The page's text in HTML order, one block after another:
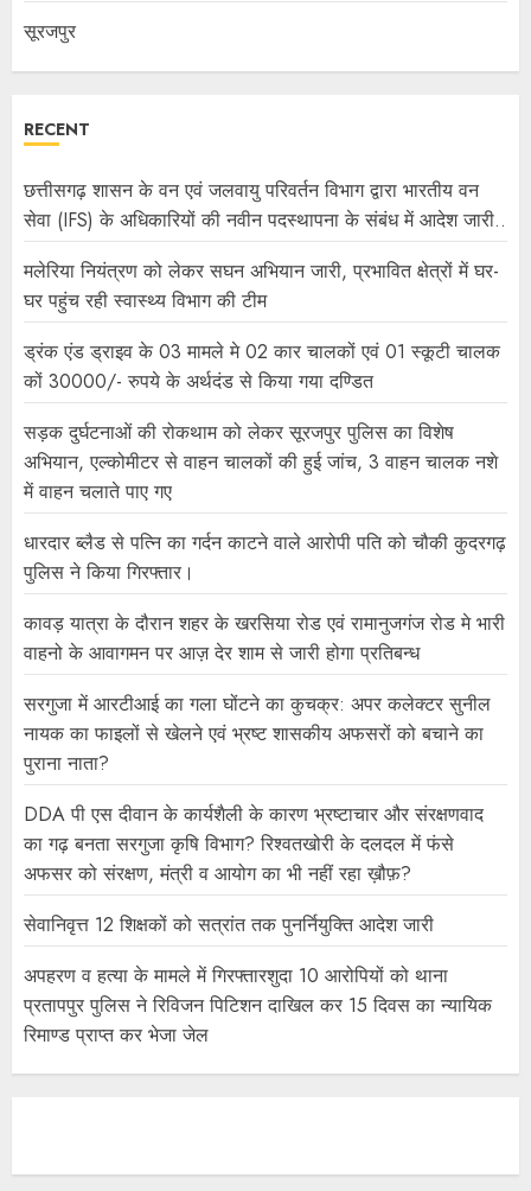
सूरजपुर
RECENT
छत्तीसगढ़ शासन के वन एवं जलवायु परिवर्तन विभाग द्वारा भारतीय वन
सेवा (IFS) के अधिकारियों की नवीन पदस्थापना के संबंध में आदेश जारी..
मलेरिया नियंत्रण को लेकर सघन अभियान जारी, प्रभावित क्षेत्रों में घर-
घर पहुंच रही स्वास्थ्य विभाग की टीम
ड्रंक एंड ड्राइव के 03 मामले मे 02 कार चालकों एवं 01 स्कूटी चालक
कों 30000/- रुपये के अर्थदंड से किया गया दण्डित
सड़क दुर्घटनाओं की रोकथाम को लेकर सूरजपुर पुलिस का विशेष
अभियान, एल्कोमीटर से वाहन चालकों की हुई जांच, 3 वाहन चालक नशे
में वाहन चलाते पाए गए
धारदार ब्लैड से पत्नि का गर्दन काटने वाले आरोपी पति को चौकी कुदरगढ़
पुलिस ने किया गिरफ्तार।
कावड़ यात्रा के दौरान शहर के खरसिया रोड एवं रामानुजगंज रोड मे भारी
वाहनो के आवागमन पर आज़ देर शाम से जारी होगा प्रतिबन्ध
सरगुजा में आरटीआई का गला घोंटने का कुचक्र: अपर कलेक्टर सुनील
नायक का फाइलों से खेलने एवं भ्रष्ट शासकीय अफसरों को बचाने का
पुराना नाता?
DDA पी एस दीवान के कार्यशैली के कारण भ्रष्टाचार और संरक्षणवाद
का गढ़ बनता सरगुजा कृषि विभाग? रिश्वतखोरी के दलदल में फंसे
अफसर को संरक्षण, मंत्री व आयोग का भी नहीं रहा ख़ौफ़?
सेवानिवृत्त 12 शिक्षकों को सत्रांत तक पुनर्नियुक्ति आदेश जारी
अपहरण व हत्या के मामले में गिरफ्तारशुदा 10 आरोपियों को थाना
प्रतापपुर पुलिस ने रिविजन पिटिशन दाखिल कर 15 दिवस का न्यायिक
रिमाण्ड प्राप्त कर भेजा जेल